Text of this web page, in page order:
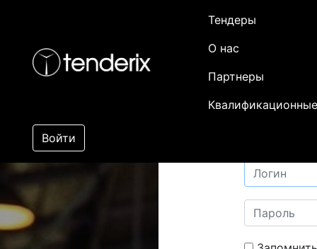
Тендеры
О нас
Партнеры
Войти